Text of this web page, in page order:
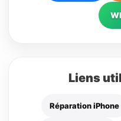
Liens
Réparation iPhone